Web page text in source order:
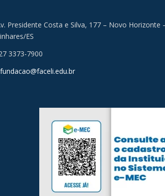
Presidente Costa e Silva, 177 – Novo Horizonte
ES
3373-7900
fundacao@faceli.edu.br